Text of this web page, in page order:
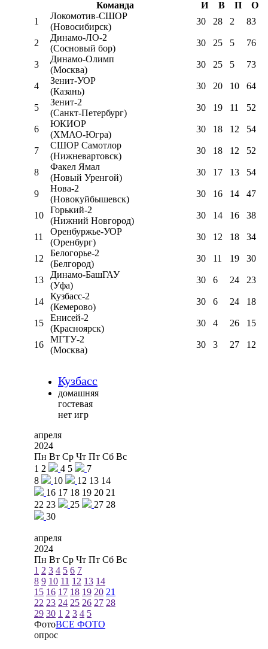
Команда
И В П
О
1
Локомотив-CШОР
(Новосибирск)
30 28 2 83
2
Динамо-ЛО-2
(Сосновый бор)
30 25 5 76
3
Динамо-Олимп
(Москва)
30 25 5 73
4
Зенит-УОР
(Казань)
30 20 10 64
5
Зенит-2
(Санкт-Петербург)
30 19 11 52
6
ЮКИОР
(ХМАО-Югра)
30 18 12 54
7
СШОР Самотлор
(Нижневартовск)
30 18 12 52
8
Факел Ямал
(Новый Уренгой)
30 17 13 54
9
Нова-2
(Новокуйбышевск)
30 16 14 47
10
Горький-2
(Нижний Новгород)
30 14 16 38
11
Оренбуржье-УОР
(Оренбург)
30 12 18 34
12
Белогорье-2
(Белгород)
30 11 19 30
13
Динамо-БашГАУ
(Уфа)
30 6 24 23
14
Кузбасс-2
(Кемерово)
30 6 24 18
15
Енисей-2
(Красноярск)
30 4 26 15
16
МГТУ-2
(Москва)
30 3 27 12
Кузбасс
домашняя
гостевая
нет игр
апреля
2024
Пн Вт Ср Чт Пт Сб Вс
1 2 4 5
7
8
10 12 13 14
16 17 18 19 20 21
22 23 25 27 28
30
апреля
2024
Пн Вт Ср Чт Пт Сб Вс
1 2 3 4 5 6 7
8 9 10 11 12 13 14
15 16 17 18 19 20 21
22 23 24 25 26 27 28
29 30 1 2 3 4 5
ФотоВСЕ ФОТО
опрос